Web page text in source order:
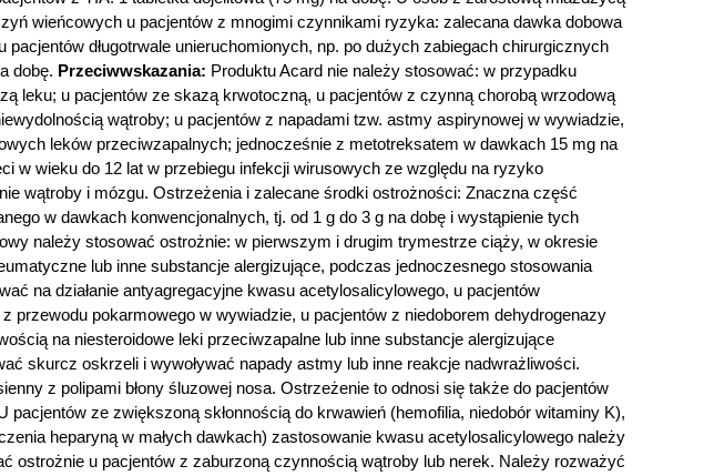
wieńcowych u pacjentów z mnogimi czynnikami ryzyka: zalecana dawka dobowa
długotrwale unieruchomionych, np. po dużych zabiegach chirurgicznych
dobę. Przeciwwskazania: Produktu Acard nie należy stosować: w przypadku
leku; u pacjentów ze skazą krwotoczną, u pacjentów z czynną chorobą wrzodową
wątroby; u pacjentów z napadami tzw. astmy aspirynowej w wywiadzie,
leków przeciwzapalnych; jednocześnie z metotreksatem w dawkach 15 mg na
w wieku do 12 lat w przebiegu infekcji wirusowych ze względu na ryzyko
wątroby i mózgu. Ostrzeżenia i zalecane środki ostrożności: Znaczna część
w dawkach konwencjonalnych, tj. od 1 g do 3 g na dobę i wystąpienie tych
należy stosować ostrożnie: w pierwszym i drugim trymestrze ciąży, w okresie
lub inne substancje alergizujące, podczas jednoczesnego stosowania
na działanie antyagregacyjne kwasu acetylosalicylowego, u pacjentów
pokarmowego w wywiadzie, u pacjentów z niedoborem dehydrogenazy
na niesteroidowe leki przeciwzapalne lub inne substancje alergizujące
skurcz oskrzeli i wywoływać napady astmy lub inne reakcje nadwrażliwości.
z polipami błony śluzowej nosa. Ostrzeżenie to odnosi się także do pacjentów
ze zwiększoną skłonnością do krwawień (hemofilia, niedobór witaminy K),
heparyną w małych dawkach) zastosowanie kwasu acetylosalicylowego należy
u pacjentów z zaburzoną czynnością wątroby lub nerek. Należy rozważyć